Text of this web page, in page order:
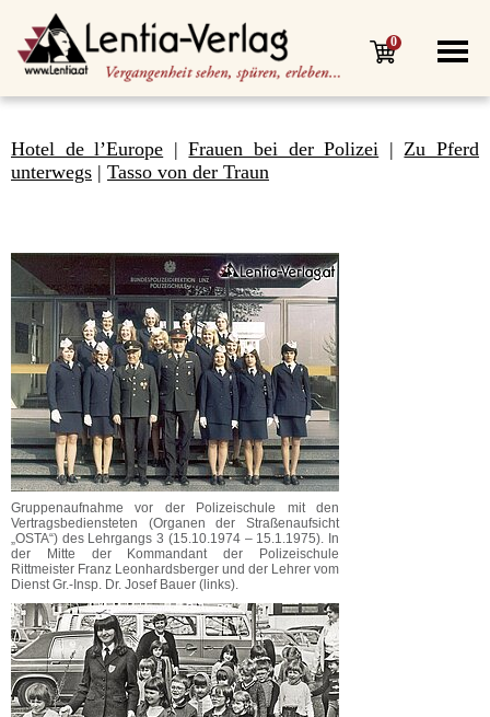
0
Hotel de l’Europe |Frauen bei der Polizei |Zu Pferd
unterwegs | Tasso von der Traun
Gruppenaufnahme vor der Polizeischule mit den
Vertragsbediensteten (Organen der Straßenaufsicht
„OSTA“) des Lehrgangs 3 (15.10.1974 – 15.1.1975). In
der Mitte der Kommandant der Polizeischule
Rittmeister Franz Leonhardsberger und der Lehrer vom
Dienst Gr.-Insp. Dr. Josef Bauer (links).